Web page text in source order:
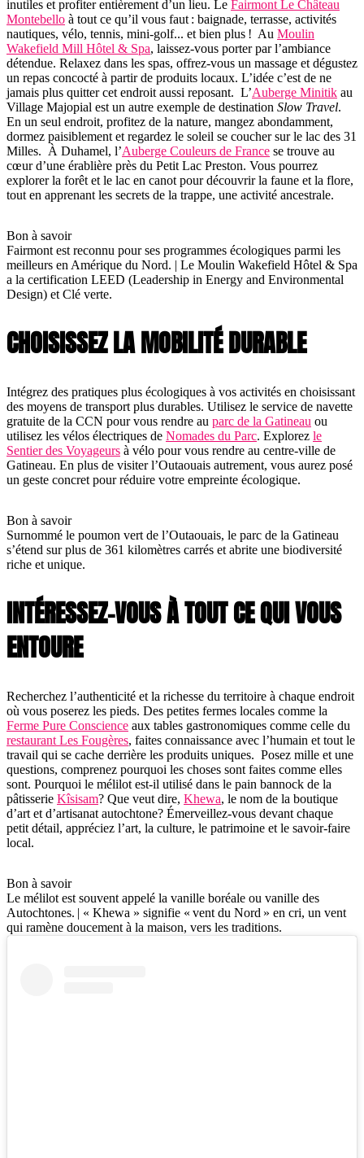
inutiles et profiter entièrement d’un lieu. Le Fairmont Le Château
Montebello à tout ce qu’il vous faut : baignade, terrasse, activités
nautiques, vélo, tennis, mini-golf... et bien plus ! Au Moulin
Wakefield Mill Hôtel & Spa, laissez-vous porter par l’ambiance
détendue. Relaxez dans les spas, offrez-vous un massage et dégustez
un repas concocté à partir de produits locaux. L’idée c’est de ne
jamais plus quitter cet endroit aussi reposant. L’Auberge Minitik au
Village Majopial est un autre exemple de destination Slow Travel.
En un seul endroit, profitez de la nature, mangez abondamment,
dormez paisiblement et regardez le soleil se coucher sur le lac des 31
Milles. À Duhamel, l’Auberge Couleurs de France se trouve au
cœur d’une érablière près du Petit Lac Preston. Vous pourrez
explorer la forêt et le lac en canot pour découvrir la faune et la flore,
tout en apprenant les secrets de la trappe, une activité ancestrale.
Bon à savoir
Fairmont est reconnu pour ses programmes écologiques parmi les
meilleurs en Amérique du Nord. | Le Moulin Wakefield Hôtel & Spa
a la certification LEED (Leadership in Energy and Environmental
Design) et Clé verte.
CHOISISSEZ LA MOBILITÉ DURABLE
Intégrez des pratiques plus écologiques à vos activités en choisissant
des moyens de transport plus durables. Utilisez le service de navette
gratuite de la CCN pour vous rendre au parc de la Gatineau ou
utilisez les vélos électriques de Nomades du Parc. Explorez le
Sentier des Voyageurs à vélo pour vous rendre au centre-ville de
Gatineau. En plus de visiter l’Outaouais autrement, vous aurez posé
un geste concret pour réduire votre empreinte écologique.
Bon à savoir
Surnommé le poumon vert de l’Outaouais, le parc de la Gatineau
s’étend sur plus de 361 kilomètres carrés et abrite une biodiversité
riche et unique.
INTÉRESSEZ-VOUS À TOUT CE QUI VOUS
ENTOURE
Recherchez l’authenticité et la richesse du territoire à chaque endroit
où vous poserez les pieds. Des petites fermes locales comme la
Ferme Pure Conscience aux tables gastronomiques comme celle du
restaurant Les Fougères, faites connaissance avec l’humain et tout le
travail qui se cache derrière les produits uniques. Posez mille et une
questions, comprenez pourquoi les choses sont faites comme elles
sont. Pourquoi le mélilot est-il utilisé dans le pain bannock de la
pâtisserie Kîsisam? Que veut dire, Khewa, le nom de la boutique
d’art et d’artisanat autochtone? Émerveillez-vous devant chaque
petit détail, appréciez l’art, la culture, le patrimoine et le savoir-faire
local.
Bon à savoir
Le mélilot est souvent appelé la vanille boréale ou vanille des
Autochtones. | « Khewa » signifie « vent du Nord » en cri, un vent
qui ramène doucement à la maison, vers les traditions.